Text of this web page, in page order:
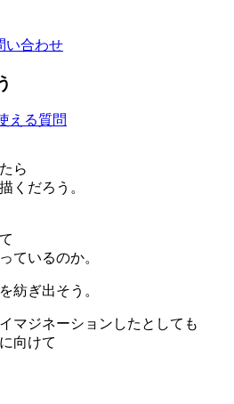
い合わせ
える質問
ら
くだろう。
ているのか。
紡ぎ出そう。
マジネーションしたとしても
向けて